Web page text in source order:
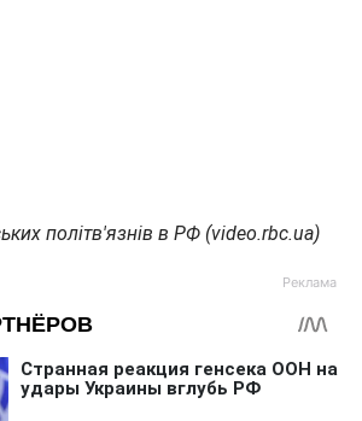
політв'язнів в РФ (video.rbc.ua)